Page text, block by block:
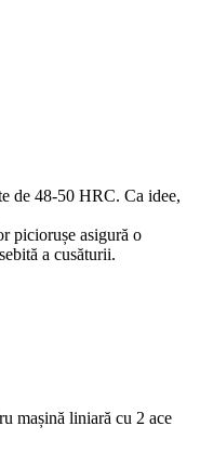
de 48-50 HRC. Ca idee,
piciorușe asigură o
a cusăturii.
mașină liniară cu 2 ace